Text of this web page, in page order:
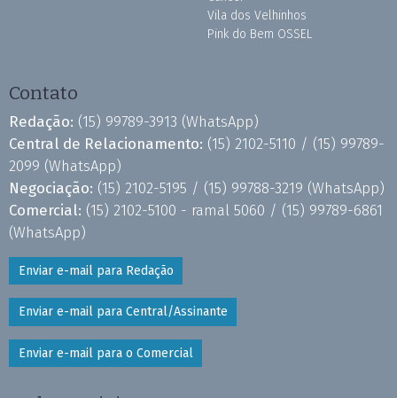
Vila dos Velhinhos
Pink do Bem OSSEL
Contato
Redação: (15) 99789-3913 (WhatsApp)
Central de Relacionamento: (15) 2102-5110 / (15) 99789-
2099 (WhatsApp)
Negociação: (15) 2102-5195 / (15) 99788-3219 (WhatsApp)
Comercial: (15) 2102-5100 - ramal 5060 / (15) 99789-6861
(WhatsApp)
Enviar e-mail para Redação
Enviar e-mail para Central/Assinante
Enviar e-mail para o Comercial